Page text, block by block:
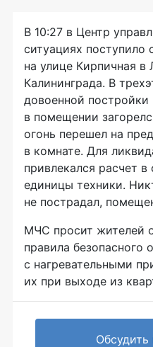
В 10:27 в Центр
ситуациях
на улице Кирпичная в
Калининграда. В
довоенной
в помещении
огонь перешел на
в комнате. Для
привлекался расчет в
единицы техники.
не пострадал,
МЧС просит жителей
правила безопасного
с нагревательными
их при выходе из
Обсудить